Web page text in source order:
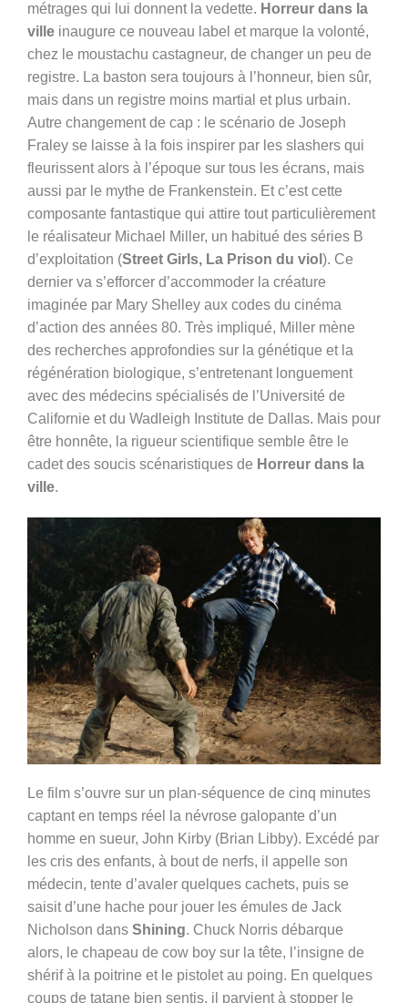
métrages qui lui donnent la vedette. Horreur dans la
ville inaugure ce nouveau label et marque la volonté,
chez le moustachu castagneur, de changer un peu de
registre. La baston sera toujours à l’honneur, bien sûr,
mais dans un registre moins martial et plus urbain.
Autre changement de cap : le scénario de Joseph
Fraley se laisse à la fois inspirer par les slashers qui
fleurissent alors à l’époque sur tous les écrans, mais
aussi par le mythe de Frankenstein. Et c’est cette
composante fantastique qui attire tout particulièrement
le réalisateur Michael Miller, un habitué des séries B
d’exploitation (Street Girls, La Prison du viol ). Ce
dernier va s’efforcer d’accommoder la créature
imaginée par Mary Shelley aux codes du cinéma
d’action des années 80. Très impliqué, Miller mène
des recherches approfondies sur la génétique et la
régénération biologique, s’entretenant longuement
avec des médecins spécialisés de l’Université de
Californie et du Wadleigh Institute de Dallas. Mais pour
être honnête, la rigueur scientifique semble être le
cadet des soucis scénaristiques de Horreur dans la
ville.
Le film s’ouvre sur un plan-séquence de cinq minutes
captant en temps réel la névrose galopante d’un
homme en sueur, John Kirby (Brian Libby). Excédé par
les cris des enfants, à bout de nerfs, il appelle son
médecin, tente d’avaler quelques cachets, puis se
saisit d’une hache pour jouer les émules de Jack
Nicholson dans Shining. Chuck Norris débarque
alors, le chapeau de cow boy sur la tête, l’insigne de
shérif à la poitrine et le pistolet au poing. En quelques
coups de tatane bien sentis, il parvient à stopper le